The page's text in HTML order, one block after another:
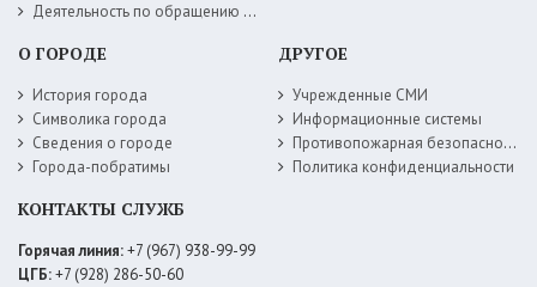
Деятельность по обращению с животными без владельцев
О ГОРОДЕ
История города
Символика города
Сведения о городе
Города-побратимы
ДРУГОЕ
Учрежденные СМИ
Информационные системы
Противопожарная безопасность
Политика конфиденциальности
КОНТАКТЫ СЛУЖБ
Горячая линия:+7 (967) 938-99-99
ЦГБ:+7 (928) 286-50-60